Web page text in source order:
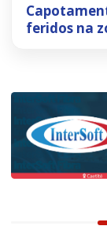
feridos na